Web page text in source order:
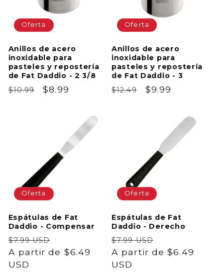
Oferta
Anillos de acero
inoxidable para
pasteles y repostería
de Fat Daddio - 2 3/8
Precio
$10.99
Precio
$8.99
Oferta
Anillos de acero
inoxidable para
pasteles y repostería
de Fat Daddio - 3
Precio
$12.49
Precio
$9.99
Oferta
Espátulas de Fat
Daddio - Compensar
Precio
habitual
$7.99 USD
de
A partir de $6.49
USD
Oferta
Espátulas de Fat
Daddio - Derecho
Precio
habitual
$7.99 USD
de
A partir de $6.49
USD